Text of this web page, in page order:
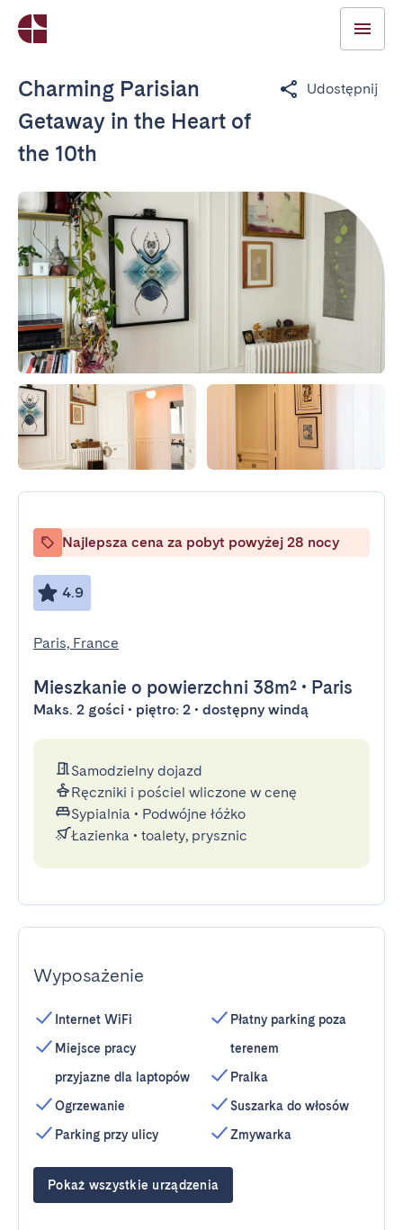
Charming Parisian
Getaway in the Heart of
the 10th
Udostępnij
Najlepsza cena za pobyt powyżej 28 nocy
4.9
Paris, France
Mieszkanie o powierzchni 38m² • Paris
Maks. 2 gości • piętro: 2 • dostępny windą
Samodzielny dojazd
Ręczniki i pościel wliczone w cenę
Sypialnia • Podwójne łóżko
Łazienka • toalety, prysznic
Wyposażenie
Internet WiFi
Miejsce pracy
przyjazne dla laptopów
Ogrzewanie
Parking przy ulicy
Płatny parking poza
terenem
Pralka
Suszarka do włosów
Zmywarka
Pokaż wszystkie urządzenia